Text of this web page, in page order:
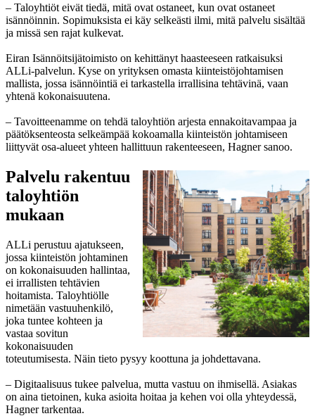
– Taloyhtiöt eivät tiedä, mitä ovat ostaneet, kun ovat ostaneet
isännöinnin. Sopimuksista ei käy selkeästi ilmi, mitä palvelu sisältää
ja missä sen rajat kulkevat.
Eiran Isännöitsijätoimisto on kehittänyt haasteeseen ratkaisuksi
ALLi-palvelun. Kyse on yrityksen omasta kiinteistöjohtamisen
mallista, jossa isännöintiä ei tarkastella irrallisina tehtävinä, vaan
yhtenä kokonaisuutena.
– Tavoitteenamme on tehdä taloyhtiön arjesta ennakoitavampaa ja
päätöksenteosta selkeämpää kokoamalla kiinteistön johtamiseen
liittyvät osa-alueet yhteen hallittuun rakenteeseen, Hagner sanoo.
Palvelu rakentuu
taloyhtiön
mukaan
ALLi perustuu ajatukseen,
jossa kiinteistön johtaminen
on kokonaisuuden hallintaa,
ei irrallisten tehtävien
hoitamista. Taloyhtiölle
nimetään vastuuhenkilö,
joka tuntee kohteen ja
vastaa sovitun
kokonaisuuden
toteutumisesta. Näin tieto pysyy koottuna ja johdettavana.
– Digitaalisuus tukee palvelua, mutta vastuu on ihmisellä. Asiakas
on aina tietoinen, kuka asioita hoitaa ja kehen voi olla yhteydessä,
Hagner tarkentaa.